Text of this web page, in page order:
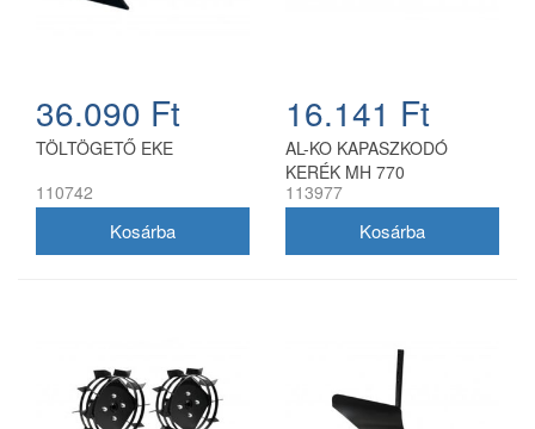
36.090 Ft
TÖLTÖGETŐ EKE
110742
16.141 Ft
AL-KO KAPASZKODÓ
KERÉK MH 770
113977